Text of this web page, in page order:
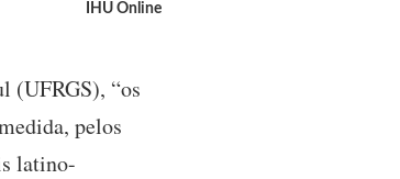
IHU Online
(UFRGS), “os
pelos
latino-